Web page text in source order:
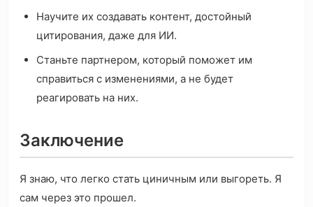
Научите их создавать контент, достойный
цитирования, даже для ИИ.
Станьте партнером, который поможет им
справиться с изменениями, а не будет
реагировать на них.
Заключение
Я знаю, что легко стать циничным или выгореть. Я
сам через это прошел.